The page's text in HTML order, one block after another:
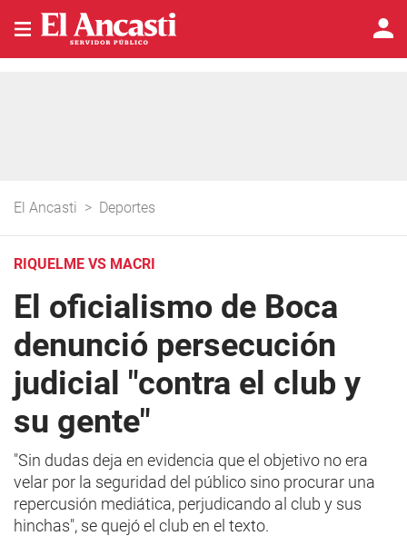
El Ancasti > Deportes
RIQUELME VS MACRI
El oficialismo de Boca
denunció persecución
judicial "contra el club y
su gente"
"Sin dudas deja en evidencia que el objetivo no era
velar por la seguridad del público sino procurar una
repercusión mediática, perjudicando al club y sus
hinchas", se quejó el club en el texto.